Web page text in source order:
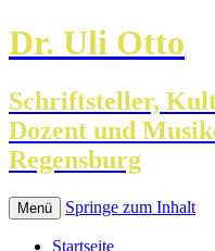
Dr. Uli Otto
Schriftsteller,
Dozent und
Regensburg
Menü Springe zum Inhalt
Startseite